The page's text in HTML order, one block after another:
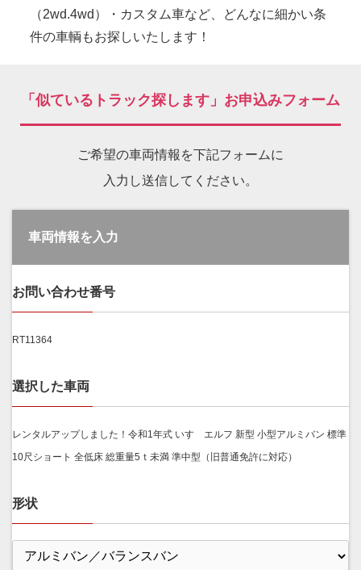
（2wd.4wd）・カスタム車など、どんなに細かい条
件の車輌もお探しいたします！
「似ているトラック探します」お申込みフォーム
ご希望の車両情報を下記フォームに
入力し送信してください。
車両情報を入力
お問い合わせ番号
RT11364
選択した車両
レンタルアップしました！令和1年式 いすゞエルフ 新型 小型アルミバン 標準
10尺ショート 全低床 総重量5ｔ未満 準中型（旧普通免許に対応）
形状